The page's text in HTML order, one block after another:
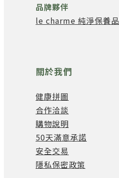
品牌夥伴
le charme 純淨保養品
關於我們
健康拼圖
合作洽談
購物說明
50天滿意承諾
安全交易
隱私保密政策